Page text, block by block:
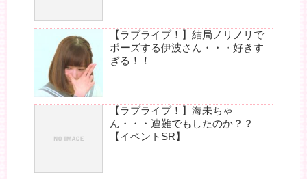
【ラブライブ！】結局ノリノリで
ポーズする伊波さん・・・好きす
ぎる！！
【ラブライブ！】海未ちゃ
ん・・・遭難でもしたのか？？
【イベントSR】